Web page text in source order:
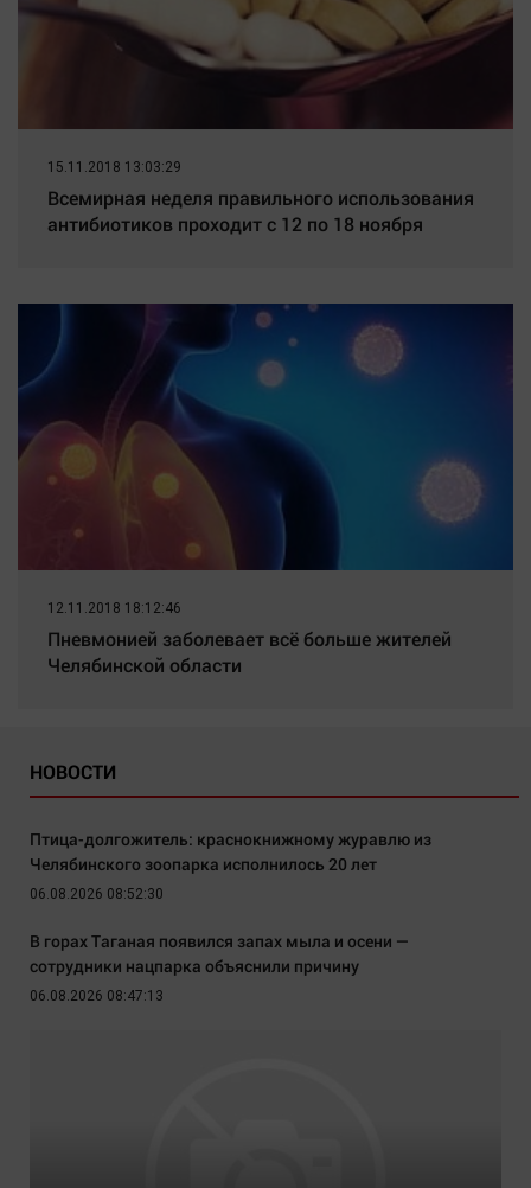
15.11.2018 13:03:29
Всемирная неделя правильного использования
антибиотиков проходит с 12 по 18 ноября
12.11.2018 18:12:46
Пневмонией заболевает всё больше жителей
Челябинской области
НОВОСТИ
Птица-долгожитель: краснокнижному журавлю из
Челябинского зоопарка исполнилось 20 лет
06.08.2026 08:52:30
В горах Таганая появился запах мыла и осени —
сотрудники нацпарка объяснили причину
06.08.2026 08:47:13